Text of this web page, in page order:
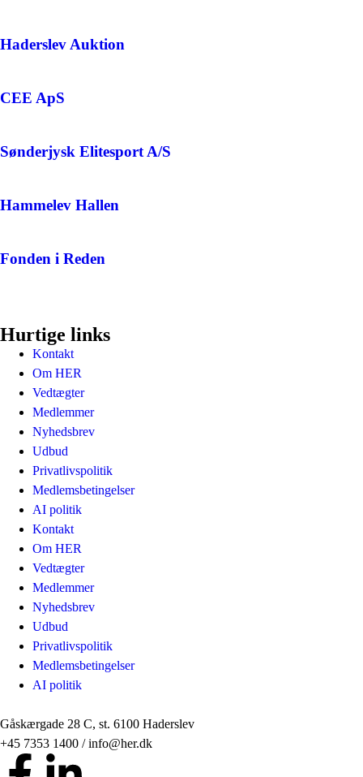
Haderslev Auktion
CEE ApS
Sønderjysk Elitesport A/S
Hammelev Hallen
Fonden i Reden
Hurtige links
Kontakt
Om HER
Vedtægter
Medlemmer
Nyhedsbrev
Udbud
Privatlivspolitik
Medlemsbetingelser
AI politik
Kontakt
Om HER
Vedtægter
Medlemmer
Nyhedsbrev
Udbud
Privatlivspolitik
Medlemsbetingelser
AI politik
Gåskærgade 28 C, st. 6100 Haderslev
+45 7353 1400 / info@her.dk